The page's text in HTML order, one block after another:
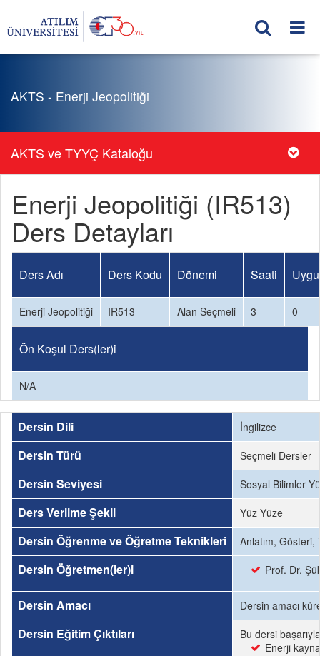
AKTS - Enerji Jeopolitiği
AKTS ve TYYÇ Kataloğu
Enerji Jeopolitiği (IR513)
Ders Detayları
Ders Adı Ders Kodu Dönemi Saati
Enerji Jeopolitiği IR513 Alan Seçmeli 3 0
Ön Koşul Ders(ler)i
N/A
Dersin Dili İngilizce
Dersin Türü Seçmeli Dersler
Dersin Seviyesi Sosyal Bilimler
Ders Verilme Şekli Yüz Yüze
Dersin Öğrenme ve Öğretme Teknikleri Anlatım, Gösteri,
Dersin Öğretmen(ler)i Prof. Dr.
Dersin Amacı Dersin amacı
Dersin Eğitim Çıktıları
Bu dersi
Enerji